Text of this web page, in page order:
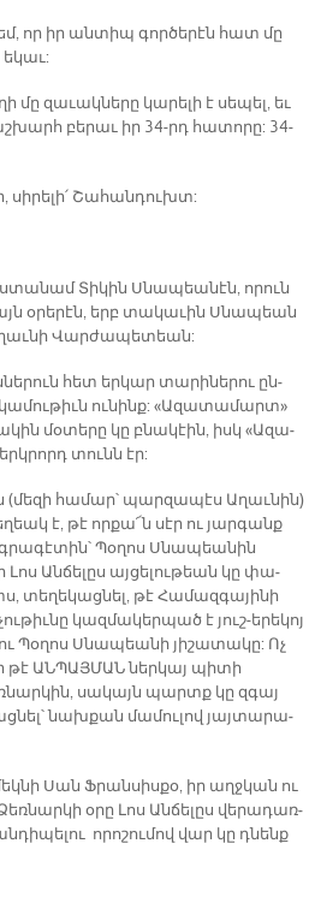
որ իր ան­տիպ գոր­ծե­րէն հատ մը
ե­կաւ:
մը զա­ւակ­նե­րը կա­րե­լի է սե­պել, եւ
բե­րաւ իր 34-րդ հա­տո­րը: 34-
սի­րե­լի՛ Շա­հան­դուխտ:
Տի­կին Սնա­պեա­նէն, ո­րուն
օ­րե­րէն, երբ տա­կա­ւին Սնա­պեան
Ա­ղաւ­նի Վար­ժա­պե­տեան:
հետ եր­կար տա­րի­նե­րու ըն­
ու­նինք: «Ա­զա­տա­մարտ»
մօ­տե­րը կը բնա­կէին, իսկ «Ա­զա­
տունն էր:
հա­մար՝ պար­զա­պէս Ա­ղաւ­նին)
է, թէ որ­քա՜ն սէր ու յար­գանք
գրա­գէ­տին՝ Պօ­ղոս Սնա­պեա­նին
Ան­ճե­լըս այ­ցե­լու­թեան կը փա­
տե­ղե­կաց­նել, թէ Հա­մազ­գա­յի­նի
կազ­մա­կեր­պած է յուշ-ե­րե­կոյ
Պօ­ղոս Սնա­պեա­նի յի­շա­տա­կը: Ոչ
թէ ԱՆ­ՊԱՅ­ՄԱՆ ներ­կայ պի­տի
սա­կայն պարտք կը զգայ
նախ­քան մա­մու­լով յայ­տա­րա­
Սան Ֆրան­սիս­քօ, իր աղջ­կան ու
օ­րը Լոս Ան­ճե­լըս վե­րա­դառ­
ո­րո­շու­մով վար կը դնենք